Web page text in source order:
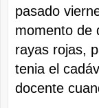
pasado
momento de
rayas rojas,
tenia el
docente